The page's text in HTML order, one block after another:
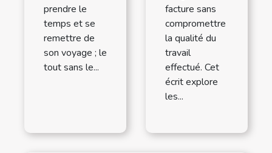
prendre le
temps et se
remettre de
son voyage ; le
tout sans le...
facture sans
compromettre
la qualité du
travail
effectué. Cet
écrit explore
les...